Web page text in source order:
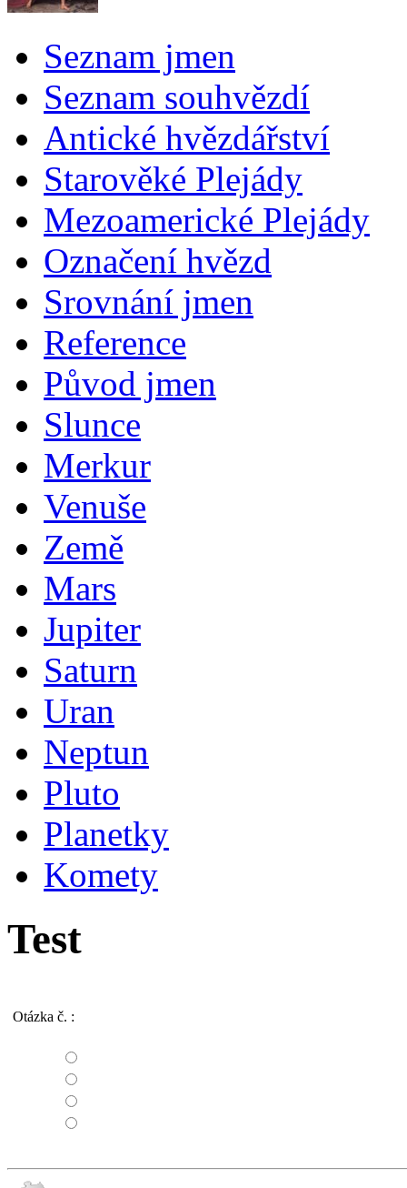
Seznam jmen
Seznam souhvězdí
Antické hvězdářství
Starověké Plejády
Mezoamerické Plejády
Označení hvězd
Srovnání jmen
Reference
Původ jmen
Slunce
Merkur
Venuše
Země
Mars
Jupiter
Saturn
Uran
Neptun
Pluto
Planetky
Komety
Test
Otázka č. :